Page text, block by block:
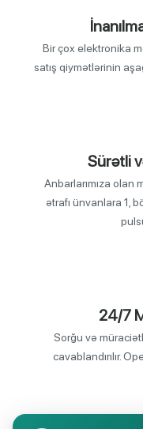
Bir çox elektronika
satış qiymətlərinin
Sürətli
Anbarlarımıza olan
ətrafı ünvanlara 1,
24/7
Sorğu və
cavablandırılır.